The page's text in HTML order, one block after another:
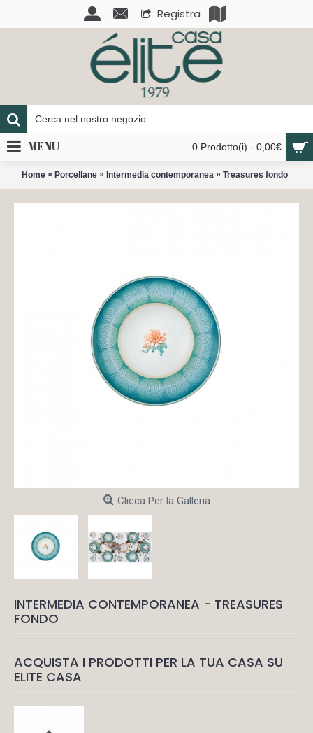
Registra
0 Prodotto(i) - 0,00€
MENU
Home » Porcellane » Intermedia contemporanea » Treasures fondo
Clicca Per la Galleria
INTERMEDIA CONTEMPORANEA - TREASURES
FONDO
ACQUISTA I PRODOTTI PER LA TUA CASA SU
ELITE CASA